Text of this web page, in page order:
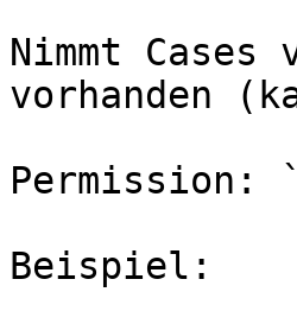
Nimmt
vorhanden
Permission:
Beispiel: